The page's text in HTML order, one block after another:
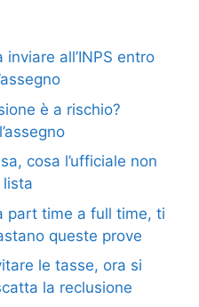
all’INPS entro
è a rischio?
cosa l’ufficiale non
part time a full time, ti
queste prove
le tasse, ora si
la reclusione